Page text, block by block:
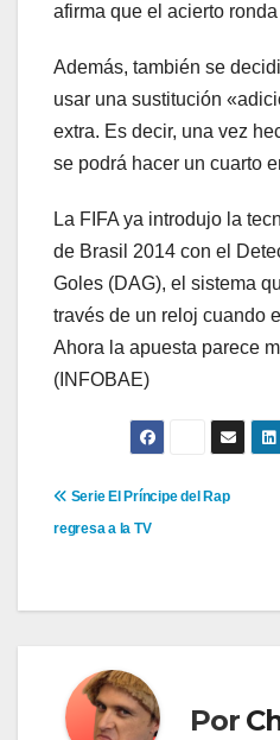
afirma que el acierto
Además, también se
usar una sustitución
extra. Es decir, una vez
se podrá hacer un cuarto
La FIFA ya introdujo la
de Brasil 2014 con el
Goles (DAG), el sistema
través de un reloj cuando
Ahora la apuesta parece
(INFOBAE)
Navegación
de
entradas
Serie El Príncipe del Rap
regresa a la TV
Por